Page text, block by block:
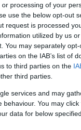
processing of your
use the below opt-out
request is processed
utilized by us
You may separately
on the IAB’s list of
to third parties on the
third parties.
services and may
You may
data for below
στο κακό
ότι τα
πολύ η